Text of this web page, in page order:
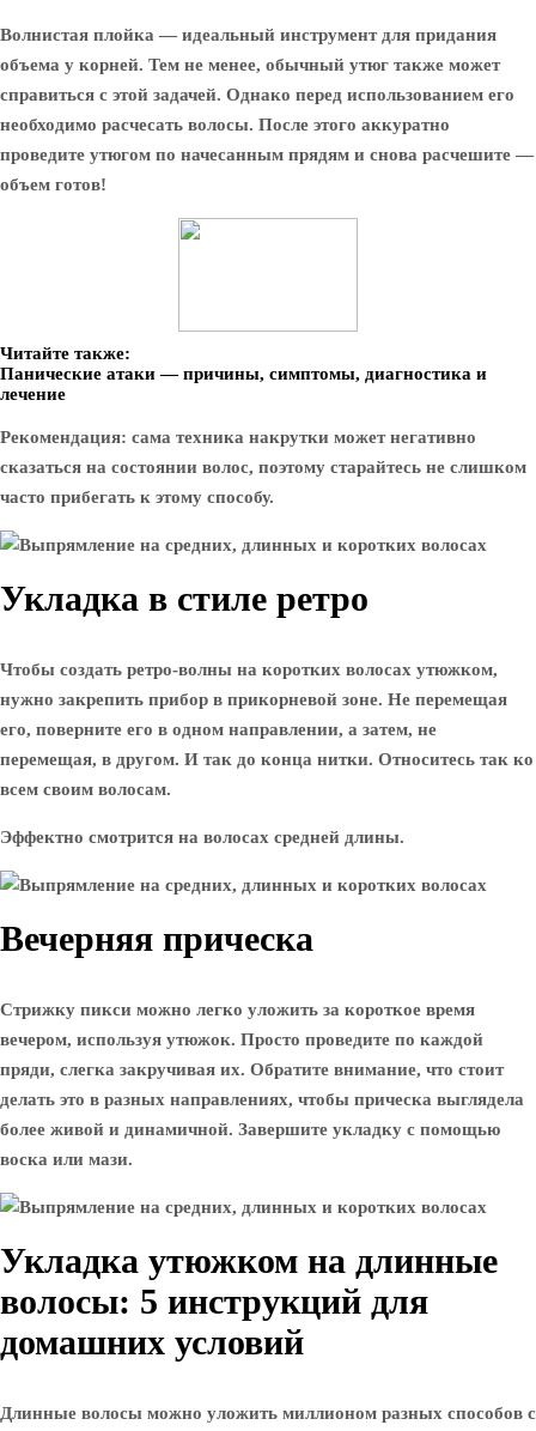
Волнистая плойка — идеальный инструмент для придания
объема у корней. Тем не менее, обычный утюг также может
справиться с этой задачей. Однако перед использованием его
необходимо расчесать волосы. После этого аккуратно
проведите утюгом по начесанным прядям и снова расчешите —
объем готов!
Читайте также:
Панические атаки — причины, симптомы, диагностика и
лечение
Рекомендация: сама техника накрутки может негативно
сказаться на состоянии волос, поэтому старайтесь не слишком
часто прибегать к этому способу.
Укладка в стиле ретро
Чтобы создать ретро-волны на коротких волосах утюжком,
нужно закрепить прибор в прикорневой зоне. Не перемещая
его, поверните его в одном направлении, а затем, не
перемещая, в другом. И так до конца нитки. Относитесь так ко
всем своим волосам.
Эффектно смотрится на волосах средней длины.
Вечерняя прическа
Стрижку пикси можно легко уложить за короткое время
вечером, используя утюжок. Просто проведите по каждой
пряди, слегка закручивая их. Обратите внимание, что стоит
делать это в разных направлениях, чтобы прическа выглядела
более живой и динамичной. Завершите укладку с помощью
воска или мази.
Укладка утюжком на длинные
волосы: 5 инструкций для
домашних условий
Длинные волосы можно уложить миллионом разных способов с